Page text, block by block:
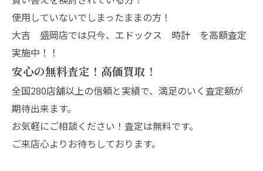
使用していないでしまったままの方！
大吉 盛岡店では只今、エドックス 時計 を高額査定
実施中！！
安心の無料査定！高価買取！
全国280店舗以上の信頼と実績で、満足のいく査定額が
期待出来ます。
お気軽にご相談ください！査定は無料です。
ご来店心よりお待ちしております。